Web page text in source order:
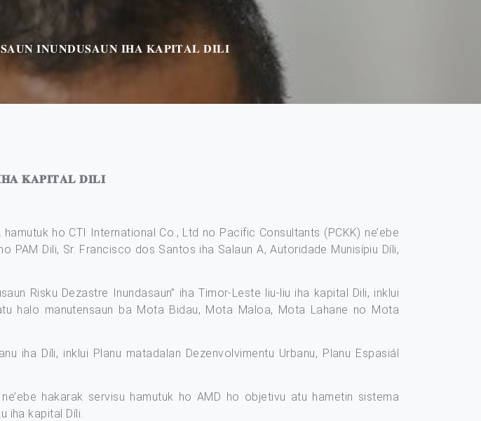
𝐈𝐍𝐔𝐍𝐃𝐔𝐒𝐀𝐔𝐍 𝐈𝐇𝐀 𝐊𝐀𝐏𝐈𝐓𝐀𝐋 𝐃𝐈𝐋𝐈
𝐊𝐀𝐏𝐈𝐓𝐀𝐋 𝐃𝐈𝐋𝐈
ho CTI International Co., Ltd no Pacific Consultants (PCKK) ne’ebe
PAM Dili, Sr. Francisco dos Santos iha Salaun A, Autoridade Munisípiu Díli,
Risku Dezastre Inundasaun” iha Timor-Leste liu-liu iha kapital Dili, inklui
halo manutensaun ba Mota Bidau, Mota Maloa, Mota Lahane no Mota
iha Díli, inklui Planu matadalan Dezenvolvimentu Urbanu, Planu Espasiál
hakarak servisu hamutuk ho AMD ho objetivu atu hametin sistema
iha kapital Díli.